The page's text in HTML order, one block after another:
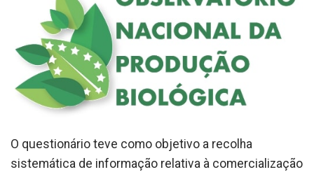
O questionário teve como objetivo a recolha
sistemática de informação relativa à comercialização